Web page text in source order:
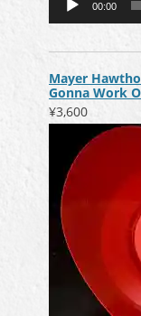
レ
ー
ヤ
ー
00:00
Mayer
Gonna Work
¥3,600